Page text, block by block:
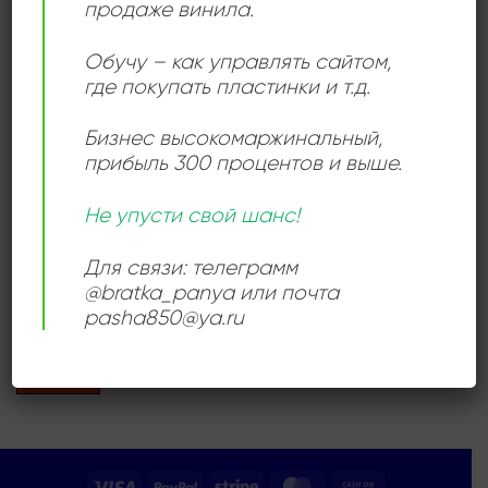
Add to
wishlist
ЭКСПЕРЕМЕНТАЛЬНАЯ МУЗЫКА
Pulse 2
1200,00₽
Продается: Интернет-магазин
продаже винила.
Обучу – как управлять сайтом,
где покупать пластинки и т.д.
Бизнес высокомаржинальный,
прибыль 300 процентов и выше.
Не упусти свой шанс!
Для связи: телеграмм
@bratka_panya или почта
pasha850@ya.ru